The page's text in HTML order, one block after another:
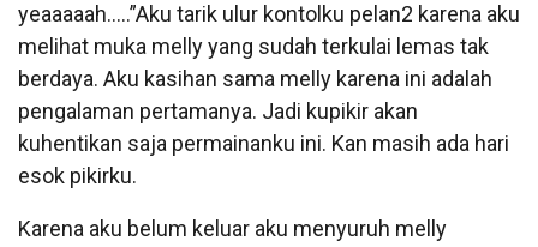
yeaaaaah…..”Aku tarik ulur kontolku pelan2 karena aku
melihat muka melly yang sudah terkulai lemas tak
berdaya. Aku kasihan sama melly karena ini adalah
pengalaman pertamanya. Jadi kupikir akan
kuhentikan saja permainanku ini. Kan masih ada hari
esok pikirku.
Karena aku belum keluar aku menyuruh melly